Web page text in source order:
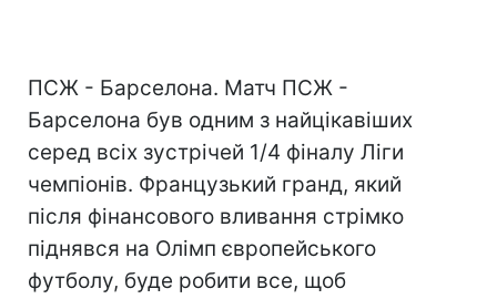
ПСЖ - Барселона. Матч ПСЖ -
Барселона був одним з найцікавіших
серед всіх зустрічей 1/4 фіналу Ліги
чемпіонів. Французький гранд, який
після фінансового вливання стрімко
піднявся на Олімп європейського
футболу, буде робити все, щоб